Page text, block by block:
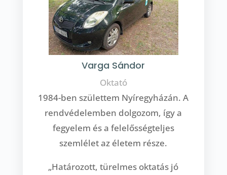
Varga Sándor
Oktató
1984-ben születtem Nyíregyházán. A
rendvédelemben dolgozom, így a
fegyelem és a felelősségteljes
szemlélet az életem része.
„Határozott, türelmes oktatás jó